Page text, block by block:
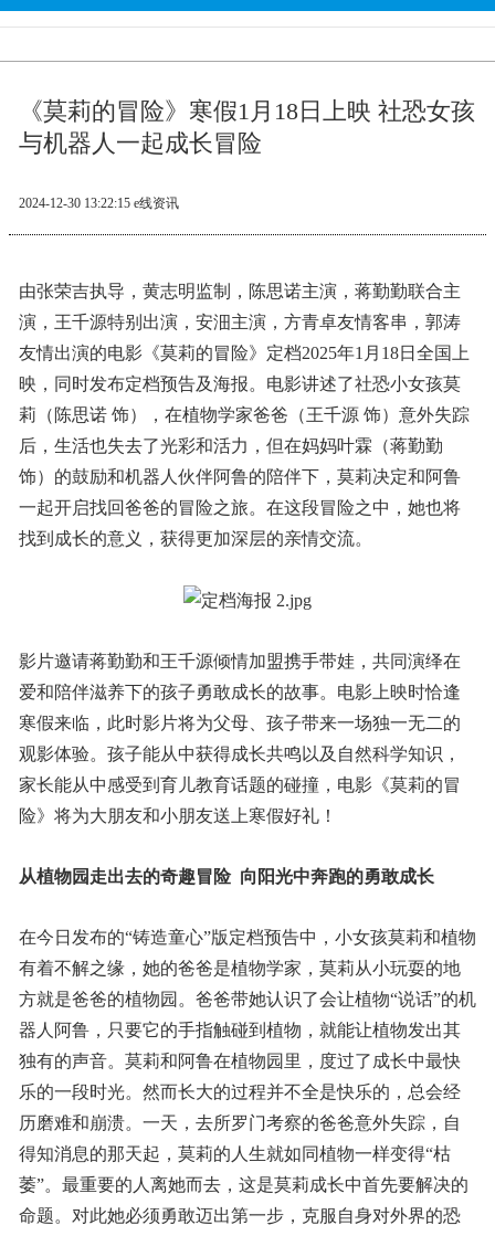
《莫莉的冒险》寒假1月18日上映 社恐女孩
与机器人一起成长冒险
2024-12-30 13:22:15 e线资讯
由张荣吉执导，黄志明监制，陈思诺主演，蒋勤勤联合主
演，王千源特别出演，安沺主演，方青卓友情客串，郭涛
友情出演的电影《莫莉的冒险》定档2025年1月18日全国上
映，同时发布定档预告及海报。电影讲述了社恐小女孩莫
莉（陈思诺 饰），在植物学家爸爸（王千源 饰）意外失踪
后，生活也失去了光彩和活力，但在妈妈叶霖（蒋勤勤
饰）的鼓励和机器人伙伴阿鲁的陪伴下，莫莉决定和阿鲁
一起开启找回爸爸的冒险之旅。在这段冒险之中，她也将
找到成长的意义，获得更加深层的亲情交流。
影片邀请蒋勤勤和王千源倾情加盟携手带娃，共同演绎在
爱和陪伴滋养下的孩子勇敢成长的故事。电影上映时恰逢
寒假来临，此时影片将为父母、孩子带来一场独一无二的
观影体验。孩子能从中获得成长共鸣以及自然科学知识，
家长能从中感受到育儿教育话题的碰撞，电影《莫莉的冒
险》将为大朋友和小朋友送上寒假好礼！
从植物园走出去的奇趣冒险 向阳光中奔跑的勇敢成长
在今日发布的“铸造童心”版定档预告中，小女孩莫莉和植物
有着不解之缘，她的爸爸是植物学家，莫莉从小玩耍的地
方就是爸爸的植物园。爸爸带她认识了会让植物“说话”的机
器人阿鲁，只要它的手指触碰到植物，就能让植物发出其
独有的声音。莫莉和阿鲁在植物园里，度过了成长中最快
乐的一段时光。然而长大的过程并不全是快乐的，总会经
历磨难和崩溃。一天，去所罗门考察的爸爸意外失踪，自
得知消息的那天起，莫莉的人生就如同植物一样变得“枯
萎”。最重要的人离她而去，这是莫莉成长中首先要解决的
命题。对此她必须勇敢迈出第一步，克服自身对外界的恐